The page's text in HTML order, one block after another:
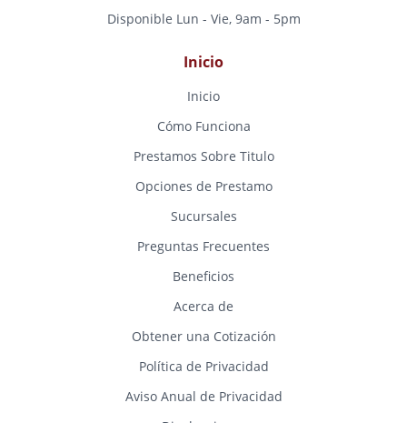
Disponible Lun - Vie, 9am - 5pm
Inicio
Inicio
Cómo Funciona
Prestamos Sobre Titulo
Opciones de Prestamo
Sucursales
Preguntas Frecuentes
Beneficios
Acerca de
Obtener una Cotización
Política de Privacidad
Aviso Anual de Privacidad